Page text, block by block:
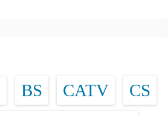
BS CATV CS